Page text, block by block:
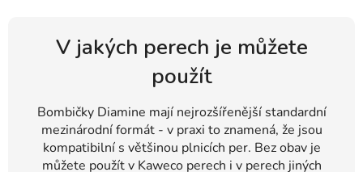
V jakých perech je můžete
použít
Bombičky Diamine mají nejrozšířenější standardní
mezinárodní formát - v praxi to znamená, že jsou
kompatibilní s většinou plnicích per. Bez obav je
můžete použít v Kaweco perech i v perech jiných